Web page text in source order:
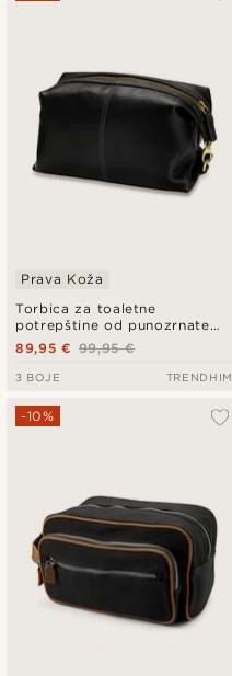
Torbica za toaletne
potrepštine od punozrnate
kože bivola crne boje
Prava Koža
99,95 €
89,95 €
3 BOJE TRENDHIM
-10%